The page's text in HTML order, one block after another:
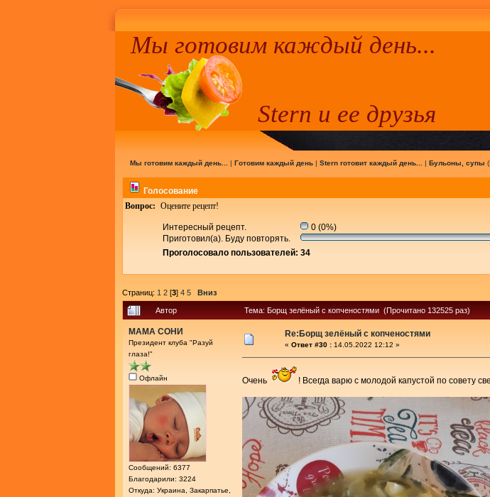
Мы готовим каждый день...
Stern и ее друзья
Мы готовим каждый день... | Готовим каждый день| Stern готовит каждый день... | Бульоны, супы
Голосование
Вопрос: Оцените рецепт!
Интересный рецепт.
0 (0%)
Приготовил(а). Буду повторять.
Проголосовало пользователей: 34
Страниц: 1 2 [3] 4 5 Вниз
Автор Тема: Борщ зелёный с копченостями (Прочитано 132525 раз)
МАМА СОНИ
Президент клуба "Разуй
глаза!"
Офлайн
Сообщений: 6377
Благодарили: 3224
Откуда: Украина, Закарпатье,
Re:Борщ зелёный с копченостями
« Ответ #30 : 14.05.2022 12:12 »
Очень ! Всегда варю с молодой капустой по совету